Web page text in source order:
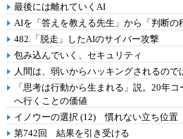
最後には離れていくAI
AIを「答えを教える先生」から「判断の
482.「脱走」したAIのサイバー攻撃
包み込んでいく、セキュリティ
人間は、弱いからハッキングされるので
「思考は行動から生まれる」説。20年
へ行くことの価値
イノウーの選択 (12) 慣れない立ち位置
第742回 結果を引き受ける